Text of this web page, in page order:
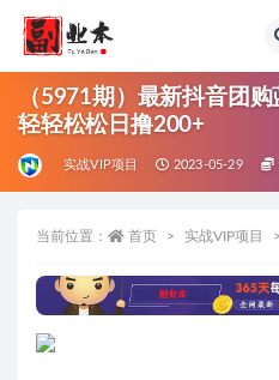
（5971期）最新抖音团
轻轻松松日撸200+
实战VIP项目 2023-05-29
当前位置： 首页 实战VIP项目